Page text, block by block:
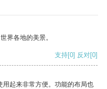
界各地的美景。
支持[0] 反对[0]
起来非常方便。功能的布局也